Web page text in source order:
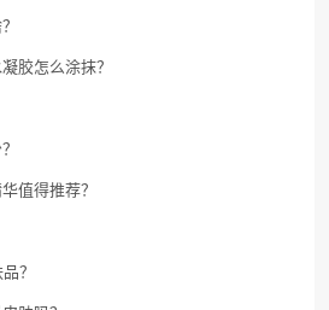
胶怎么涂抹？
值得推荐？
？